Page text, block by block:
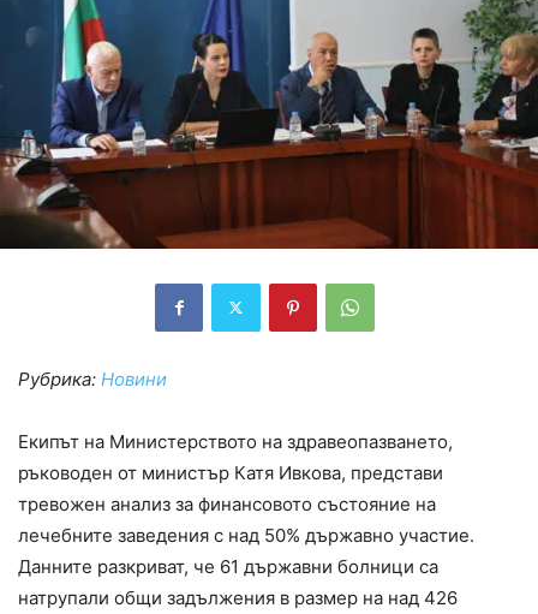
Рубрика: Новини
Екипът на Министерството на здравеопазването,
ръководен от министър Катя Ивкова, представи
тревожен анализ за финансовото състояние на
лечебните заведения с над 50% държавно участие.
Данните разкриват, че 61 държавни болници са
натрупали общи задължения в размер на над 426